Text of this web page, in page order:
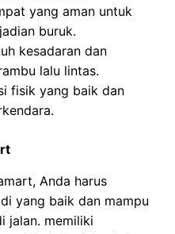
yang aman untuk
buruk.
kesadaran dan
lalu lintas.
fisik yang baik dan
Anda harus
yang baik dan mampu
jalan. memiliki